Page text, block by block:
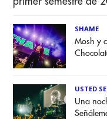
SHAME
Mosh y
USTED
Una